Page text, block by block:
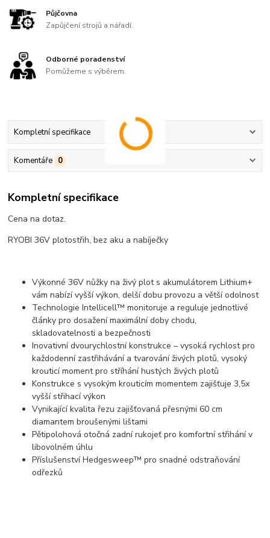
Půjčovna
Zapůjčení strojů a nářadí.
Odborné poradenství
Pomůžeme s výběrem.
Kompletní specifikace
Komentáře 0
Kompletní specifikace
Cena na dotaz.
RYOBI 36V plotostřih, bez aku a nabíječky
Výkonné 36V nůžky na živý plot s akumulátorem Lithium+
vám nabízí vyšší výkon, delší dobu provozu a větší odolnost
Technologie Intellicell™ monitoruje a reguluje jednotlivé
články pro dosažení maximální doby chodu,
skladovatelnosti a bezpečnosti
Inovativní dvourychlostní konstrukce – vysoká rychlost pro
každodenní zastřihávání a tvarování živých plotů, vysoký
krouticí moment pro stříhání hustých živých plotů
Konstrukce s vysokým krouticím momentem zajišťuje 3,5x
vyšší střihací výkon
Vynikající kvalita řezu zajišťovaná přesnými 60 cm
diamantem broušenými lištami
Pětipolohová otočná zadní rukojeť pro komfortní střihání v
libovolném úhlu
Příslušenství Hedgesweep™ pro snadné odstraňování
odřezků